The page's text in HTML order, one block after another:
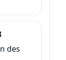
des